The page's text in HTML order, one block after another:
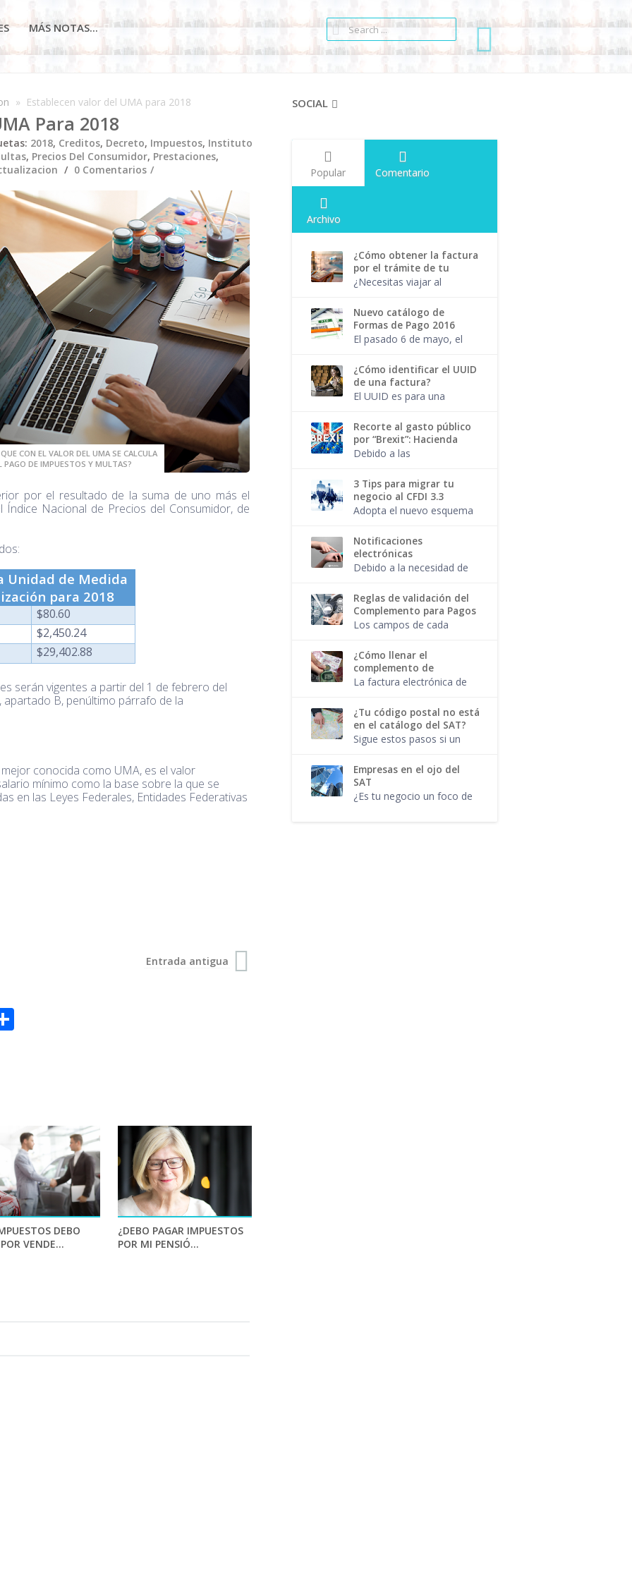
MÁS NOTAS...
» Establecen valor del UMA para 2018
Para 2018
2018, Creditos, Decreto, Impuestos, Instituto
, Precios Del Consumidor, Prestaciones,
0 Comentarios
CON EL VALOR DEL UMA SE CALCULA
PAGO DE IMPUESTOS Y MULTAS?
por el resultado de la suma de uno más el
Nacional de Precios del Consumidor, de
Unidad de Medida
para 2018
$80.60
$2,450.24
$29,402.88
serán vigentes a partir del 1 de febrero del
B, penúltimo párrafo de la
conocida como UMA, es el valor
mínimo como la base sobre la que se
en las Leyes Federales, Entidades Federativas
Entrada antigua
DEBO
VENDE...
¿DEBO PAGAR IMPUESTOS
POR MI PENSIÓ...
SOCIAL
Popular Comentario
Archivo
¿Cómo obtener la factura
por el trámite de tu
pasaporte?
¿Necesitas viajar al
alguna actividad
profesional? El pago por el
trámite de tu pasaporte
también es facturab...
Nuevo catálogo de
Formas de Pago 2016
El pasado 6 de mayo, el
regla para los
contribuyentes que
expiden facturas, creando
un catálogo de Métodos
de pago e...
¿Cómo identificar el UUID
de una factura?
El UUID es para una
una persona.
Seguramente has
escuchado hablar de este
has emitido...
Recorte al gasto público
por “Brexit”: Hacienda
Debido a las
económicas de la salida
de Gran Bretaña de la
Unión Europea ( Brexit ), el
gobierno mexicano
decidió hacer un ...
3 Tips para migrar tu
negocio al CFDI 3.3
Adopta el nuevo esquema
complicaciones. Ya sea
que desees migrar el 1 de
julio o el 1 de diciembre,
Notificaciones
electrónicas
Debido a la necesidad de
solicitudes, respetando la
confidencialidad de los
datos y desde la
comodidad del hogar, e...
Reglas de validación del
Complemento para Pagos
Los campos de cada
una regla de validación.
Tal como aplican para
cada uno de los campos y
¿Cómo llenar el
complemento de
recepción de pagos?
La factura electrónica de
complemento para pago
no son lo mismo. Ahora
que el SAT confirmó que
no habrá prórroga para l...
¿Tu código postal no está
en el catálogo del SAT?
Sigue estos pasos si un
en el catálogo del SAT. El
lugar de Expedición es un
campo obligatorio en el
CFDI 3.3...
Empresas en el ojo del
SAT
¿Es tu negocio un foco de